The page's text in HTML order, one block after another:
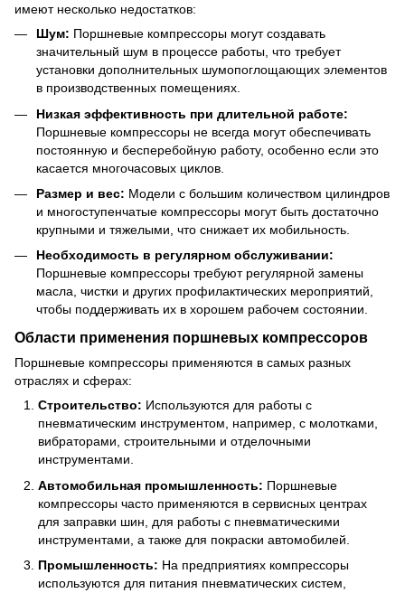
имеют несколько недостатков:
Шум: Поршневые компрессоры могут создавать
значительный шум в процессе работы, что требует
установки дополнительных шумопоглощающих элементов
в производственных помещениях.
Низкая эффективность при длительной работе:
Поршневые компрессоры не всегда могут обеспечивать
постоянную и бесперебойную работу, особенно если это
касается многочасовых циклов.
Размер и вес: Модели с большим количеством цилиндров
и многоступенчатые компрессоры могут быть достаточно
крупными и тяжелыми, что снижает их мобильность.
Необходимость в регулярном обслуживании:
Поршневые компрессоры требуют регулярной замены
масла, чистки и других профилактических мероприятий,
чтобы поддерживать их в хорошем рабочем состоянии.
Области применения поршневых компрессоров
Поршневые компрессоры применяются в самых разных
отраслях и сферах:
Строительство: Используются для работы с
пневматическим инструментом, например, с молотками,
вибраторами, строительными и отделочными
инструментами.
Автомобильная промышленность: Поршневые
компрессоры часто применяются в сервисных центрах
для заправки шин, для работы с пневматическими
инструментами, а также для покраски автомобилей.
Промышленность: На предприятиях компрессоры
используются для питания пневматических систем,